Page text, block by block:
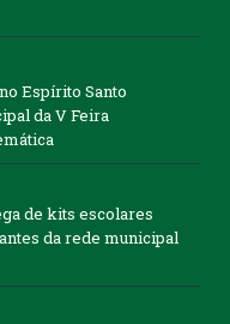
Espírito Santo
da V Feira
de kits escolares
da rede municipal